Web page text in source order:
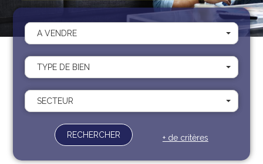
Actualités
Nous trouver
Recrutement
Contact
Documents
A VENDRE
TYPE DE BIEN
SECTEUR
RECHERCHER + de critères